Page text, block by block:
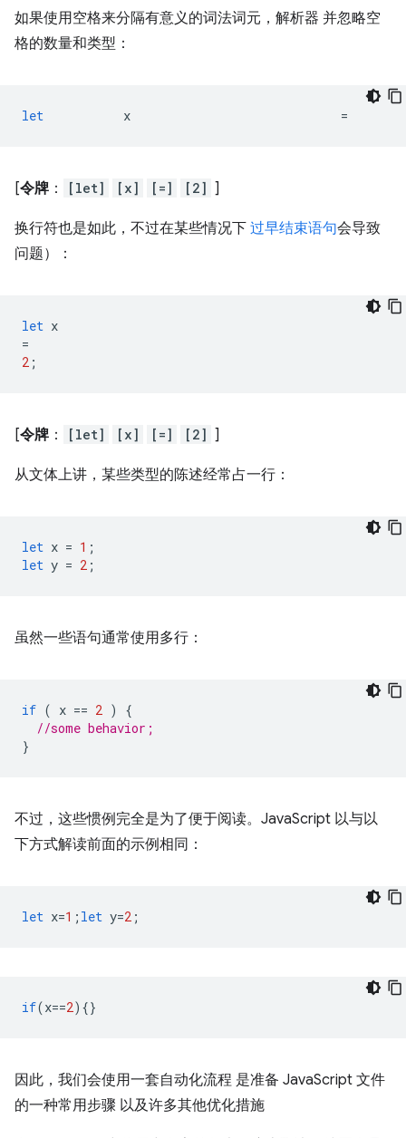
如果使用空格来分隔有意义的词法词元，解析器 并忽略空
格的数量和类型：
let x =
[令牌 ： [let] [x] [=] [2] ]
换行符也是如此，不过在某些情况下 过早结束语句会导致
问题）：
let x
=
2 ;
[令牌 ： [let] [x] [=] [2] ]
从文体上讲，某些类型的陈述经常占一行：
let x = 1 ;
let y = 2 ;
虽然一些语句通常使用多行：
if ( x == 2 )
{
//some behavior;
}
不过，这些惯例完全是为了便于阅读。JavaScript 以与以
下方式解读前面的示例相同：
let x=1 ; let y=2 ;
if(x==2){}
因此，我们会使用一套自动化流程 是准备 JavaScript 文件
的一种常用步骤 以及许多其他优化措施